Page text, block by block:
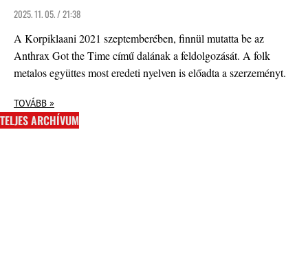
2025. 11. 05. / 21:38
A Korpiklaani 2021 szeptemberében, finnül mutatta be az
Anthrax Got the Time című dalának a feldolgozását. A folk
metalos együttes most eredeti nyelven is előadta a szerzeményt.
TOVÁBB »
TELJES ARCHÍVUM